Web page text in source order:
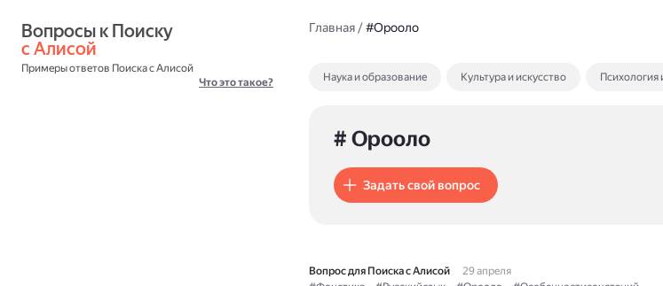
с Алисой
Примеры ответов Поиска с Алисой
Что это такое?
Главная/#Орооло
Наука и образование Культура и искусство Психология
# Орооло
Задать свой вопрос
Вопрос для Поиска с Алисой
29 апреля